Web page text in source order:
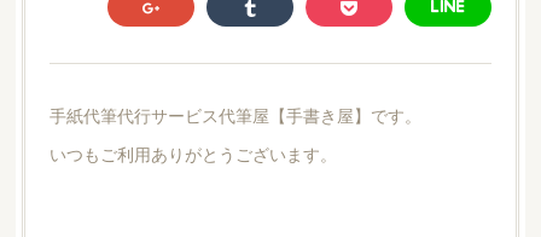
手紙代筆代行サービス代筆屋【手書き屋】です。
いつもご利用ありがとうございます。